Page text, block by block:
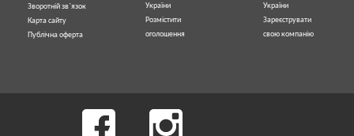
Зворотній зв`язок
Карта сайту
Публічна оферта
України
Розмістити
оголошення
України
Зареєструвати
свою компанію